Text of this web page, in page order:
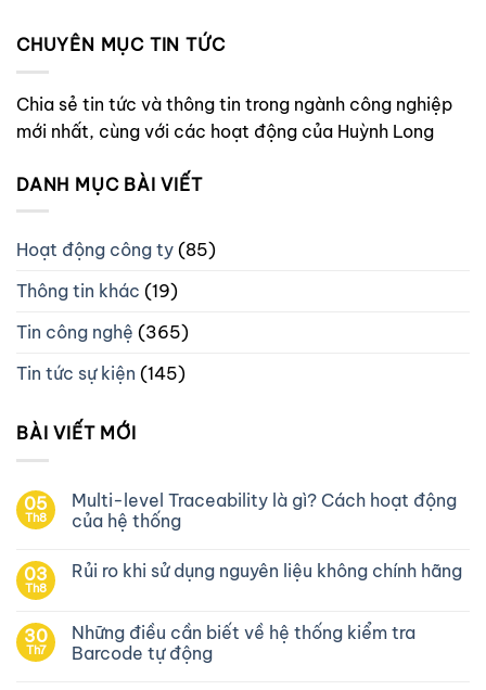
CHUYÊN MỤC TIN TỨC
Chia sẻ tin tức và thông tin trong ngành công nghiệp
mới nhất, cùng với các hoạt động của Huỳnh Long
DANH MỤC BÀI VIẾT
Hoạt động công ty (85)
Thông tin khác (19)
Tin công nghệ (365)
Tin tức sự kiện (145)
BÀI VIẾT MỚI
05
Th8
Multi-level Traceability là gì? Cách hoạt động
của hệ thống
03
Th8
Rủi ro khi sử dụng nguyên liệu không chính hãng
30
Th7
Những điều cần biết về hệ thống kiểm tra
Barcode tự động